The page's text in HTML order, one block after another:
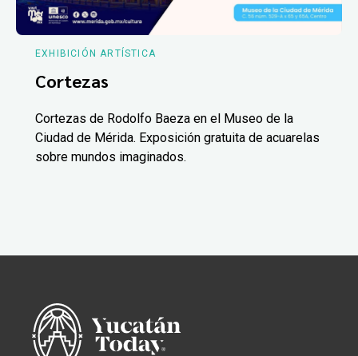
EXHIBICIÓN ARTÍSTICA
Cortezas
Cortezas de Rodolfo Baeza en el Museo de la
Ciudad de Mérida. Exposición gratuita de acuarelas
sobre mundos imaginados.